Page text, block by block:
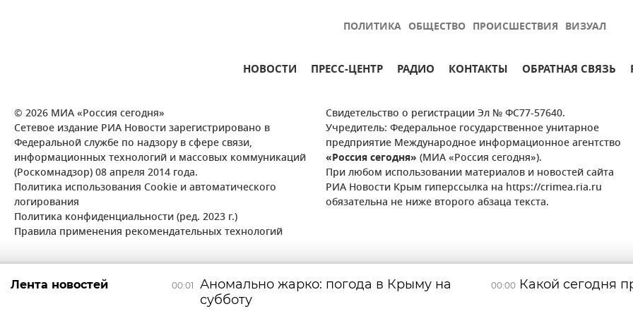
ПОЛИТИКА ОБЩЕСТВО ПРОИСШЕСТВИЯ ВИЗУАЛ
НОВОСТИ ПРЕСС-ЦЕНТР РАДИО КОНТАКТЫ ОБРАТНАЯ СВЯЗЬ
© 2026 МИА «Россия сегодня»
Сетевое издание РИА Новости зарегистрировано в
Федеральной службе по надзору в сфере связи,
информационных технологий и массовых коммуникаций
(Роскомнадзор) 08 апреля 2014 года.
Политика использования Cookie и автоматического
логирования
Политика конфиденциальности (ред. 2023 г.)
Правила применения рекомендательных технологий
Свидетельство о регистрации Эл № ФС77-57640.
Учредитель: Федеральное государственное унитарное
предприятие Международное информационное агентство
«Россия сегодня» (МИА «Россия сегодня»).
При любом использовании материалов и новостей сайта
РИА Новости Крым гиперссылка на https://crimea.ria.ru
обязательна не ниже второго абзаца текста.
00:01
Аномально жарко: погода в Крыму на
субботу
00:00 Какой сегодня
Лента новостей